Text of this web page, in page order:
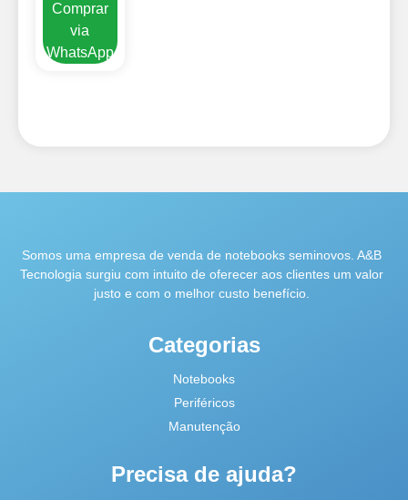
Comprar
via
WhatsApp
Somos uma empresa de venda de notebooks seminovos. A&B
Tecnologia surgiu com intuito de oferecer aos clientes um valor
justo e com o melhor custo benefício.
Categorias
Notebooks
Periféricos
Manutenção
Precisa de ajuda?